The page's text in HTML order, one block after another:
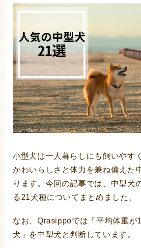
小型犬は一人暮らしにも飼いやす
かわいらしさと体力を兼ね備えた
ります。今回の記事では、中型犬
る21犬種についてまとめました。
なお、Qrasippoでは「平均体重が
犬」を中型犬と判断しています。